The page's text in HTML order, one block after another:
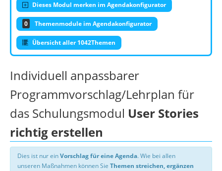
Dieses Modul merken im Agendakonfigurator
0 Themenmodule im Agendakonfigurator
Übersicht aller 1042Themen
Individuell anpassbarer
Programmvorschlag/Lehrplan für
das Schulungsmodul User Stories
richtig erstellen
Dies ist nur einVorschlag für eine Agenda. Wie bei allen
unseren Maßnahmen können Sie Themen streichen, ergänzen